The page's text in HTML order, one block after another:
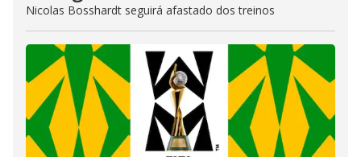
Nicolas Bosshardt seguirá afastado dos treinos